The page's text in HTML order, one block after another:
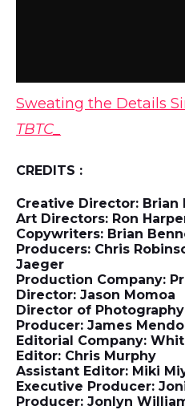
Sweating the Details
TBTC_
CREDITS :
Creative Director: Brian
Art Directors: Ron
Copywriters: Brian
Producers: Chris
Jaeger
Production Company:
Director: Jason Momoa
Director of
Producer: James
Editorial Company:
Editor: Chris Murphy
Assistant Editor: Miki
Executive Producer:
Producer: Jonlyn